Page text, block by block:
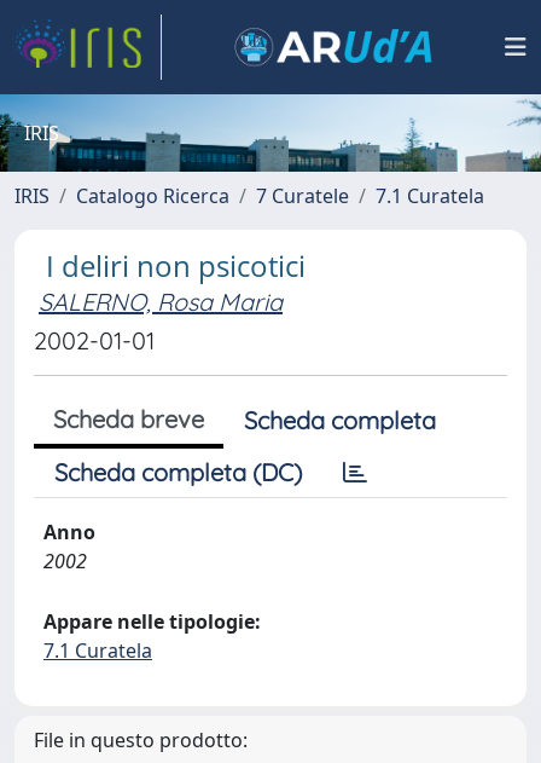
IRIS
IRIS Catalogo Ricerca 7 Curatele 7.1 Curatela
I deliri non psicotici
SALERNO, Rosa Maria
2002-01-01
Scheda breve
Scheda completa
Scheda completa (DC)
Anno
2002
Appare nelle tipologie:
7.1 Curatela
File in questo prodotto: